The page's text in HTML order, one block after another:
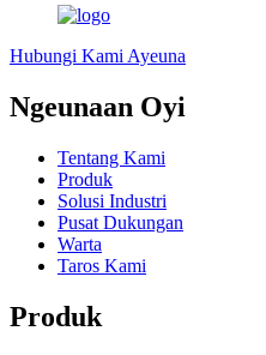
Hubungi Kami Ayeuna
Ngeunaan Oyi
Tentang Kami
Produk
Solusi Industri
Pusat Dukungan
Warta
Taros Kami
Produk